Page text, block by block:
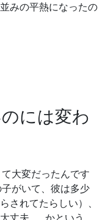
みの平熱になったの
には変わ
大変だったんです
がいて、彼は多少
されてたらしい）、
丈夫……かという